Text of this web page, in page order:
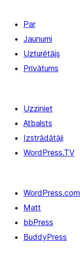
Par
Jaunumi
Uzturētājs
Privātums
Uzziniet
Atbalsts
Izstrādātāji
WordPress.TV
WordPress.com
Matt
bbPress
BuddyPress